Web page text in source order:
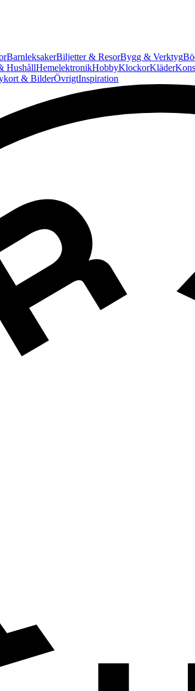
BarnleksakerBiljetter & ResorBygg & Verktyg
HushållHemelektronikHobbyKlockorKläder
& BilderÖvrigtInspiration